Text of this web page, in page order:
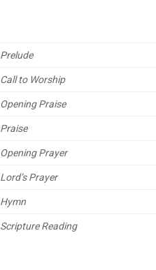
Prelude
Call to Worship
Opening Praise
Praise
Opening Prayer
Lord’s Prayer
Hymn
Scripture Reading